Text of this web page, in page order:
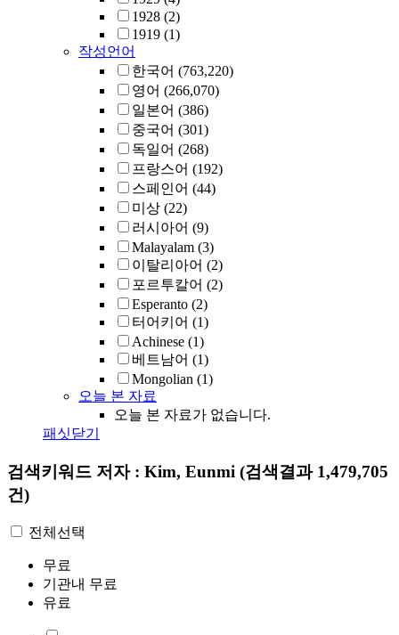
1928 (2)
1919 (1)
작성언어
한국어 (763,220)
영어 (266,070)
일본어 (386)
중국어 (301)
독일어 (268)
프랑스어 (192)
스페인어 (44)
미상 (22)
러시아어 (9)
Malayalam (3)
이탈리아어 (2)
포르투칼어 (2)
Esperanto (2)
터어키어 (1)
Achinese (1)
베트남어 (1)
Mongolian (1)
오늘 본 자료
오늘 본 자료가 없습니다.
패싯닫기
검색키워드 저자 : Kim, Eunmi (검색결과 1,479,705
건)
전체선택
무료
기관내 무료
유료